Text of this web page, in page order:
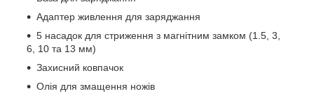
Адаптер живлення для заряджання
5 насадок для стриження з магнітним замком (1.5, 3,
6, 10 та 13 мм)
Захисний ковпачок
Олія для змащення ножів